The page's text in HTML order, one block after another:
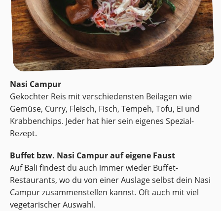
Nasi Campur
Gekochter Reis mit verschiedensten Beilagen wie
Gemüse, Curry, Fleisch, Fisch, Tempeh, Tofu, Ei und
Krabbenchips. Jeder hat hier sein eigenes Spezial-
Rezept.
Buffet bzw. Nasi Campur auf eigene Faust
Auf Bali findest du auch immer wieder Buffet-
Restaurants, wo du von einer Auslage selbst dein Nasi
Campur zusammenstellen kannst. Oft auch mit viel
vegetarischer Auswahl.